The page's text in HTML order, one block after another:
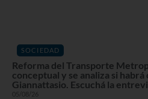
SOCIEDAD
Reforma del Transporte
conceptual y se analiza si
Giannattasio. Escuchá la
05/08/26